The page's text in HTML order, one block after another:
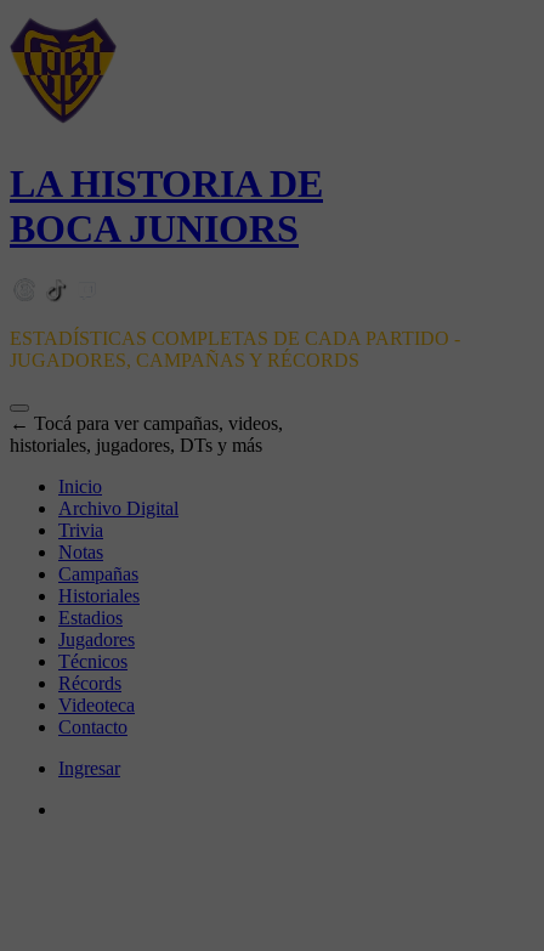
LA HISTORIA DE
BOCA JUNIORS
ESTADÍSTICAS COMPLETAS DE CADA PARTIDO -
JUGADORES, CAMPAÑAS Y RÉCORDS
← Tocá para ver campañas, videos,
historiales, jugadores, DTs y más
Inicio
Archivo Digital
Trivia
Notas
Campañas
Historiales
Estadios
Jugadores
Técnicos
Récords
Videoteca
Contacto
Ingresar